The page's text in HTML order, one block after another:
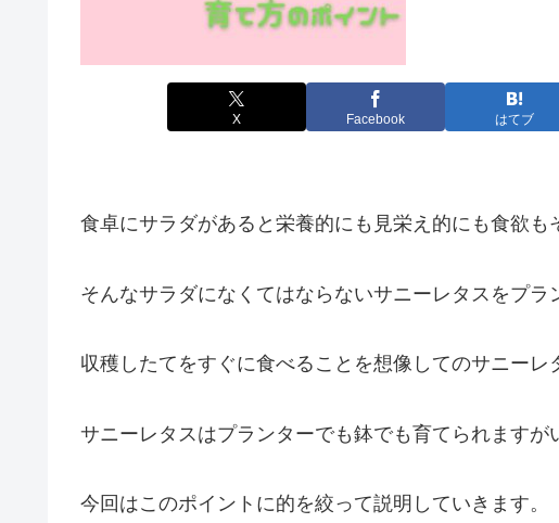
X Facebook はてブ
食卓にサラダがあると栄養的にも見栄え的にも食欲も
そんなサラダになくてはならないサニーレタスをプラ
収穫したてをすぐに食べることを想像してのサニーレ
サニーレタスはプランターでも鉢でも育てられますが
今回はこのポイントに的を絞って説明していきます。